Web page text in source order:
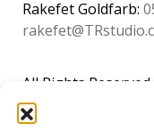
Rakefet Goldfarb:
Site: